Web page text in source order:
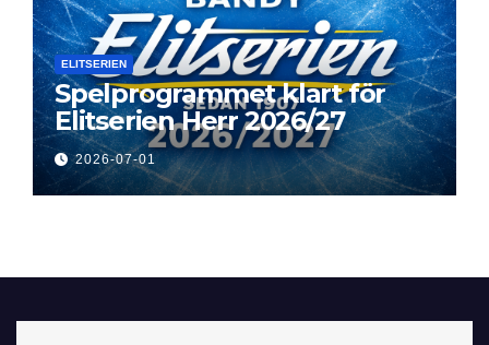
ELITSERIEN
Spelprogrammet klart för
Elitserien Herr 2026/27
2026-07-01